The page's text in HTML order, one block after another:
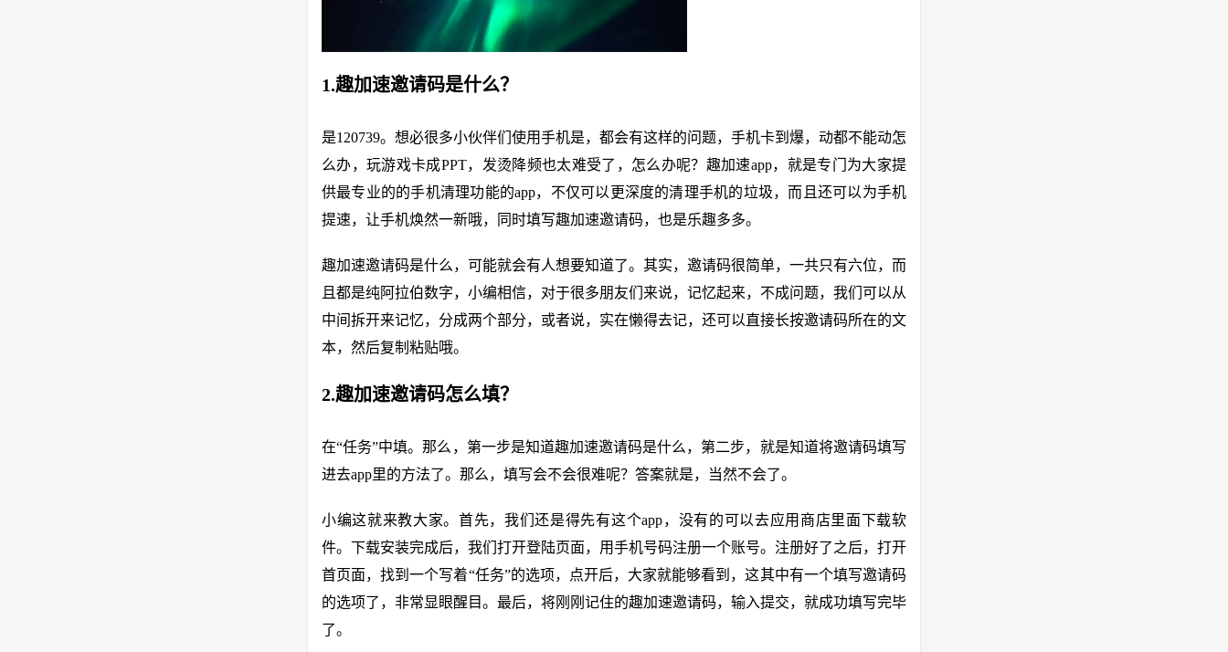
1.趣加速邀请码是什么？
是120739。想必很多小伙伴们使用手机是，都会有这样的问题，手机卡到爆，动都不能动怎
么办，玩游戏卡成PPT，发烫降频也太难受了，怎么办呢？趣加速app，就是专门为大家提
供最专业的的手机清理功能的app，不仅可以更深度的清理手机的垃圾，而且还可以为手机
提速，让手机焕然一新哦，同时填写趣加速邀请码，也是乐趣多多。
趣加速邀请码是什么，可能就会有人想要知道了。其实，邀请码很简单，一共只有六位，而
且都是纯阿拉伯数字，小编相信，对于很多朋友们来说，记忆起来，不成问题，我们可以从
中间拆开来记忆，分成两个部分，或者说，实在懒得去记，还可以直接长按邀请码所在的文
本，然后复制粘贴哦。
2.趣加速邀请码怎么填？
在“任务”中填。那么，第一步是知道趣加速邀请码是什么，第二步，就是知道将邀请码填写
进去app里的方法了。那么，填写会不会很难呢？答案就是，当然不会了。
小编这就来教大家。首先，我们还是得先有这个app，没有的可以去应用商店里面下载软
件。下载安装完成后，我们打开登陆页面，用手机号码注册一个账号。注册好了之后，打开
首页面，找到一个写着“任务”的选项，点开后，大家就能够看到，这其中有一个填写邀请码
的选项了，非常显眼醒目。最后，将刚刚记住的趣加速邀请码，输入提交，就成功填写完毕
了。